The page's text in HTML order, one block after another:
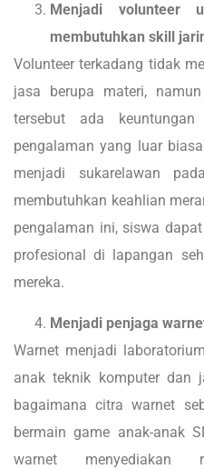
Menjadi volunteer
membutuhkan skill
Volunteer terkadang tidak
jasa berupa materi,
tersebut ada
pengalaman yang luar
menjadi sukarelawan
membutuhkan keahlian
pengalaman ini, siswa
profesional di lapangan
mereka.
Menjadi penjaga
Warnet menjadi
anak teknik komputer dan
bagaimana citra warnet
bermain game anak-anak
warnet menyediakan